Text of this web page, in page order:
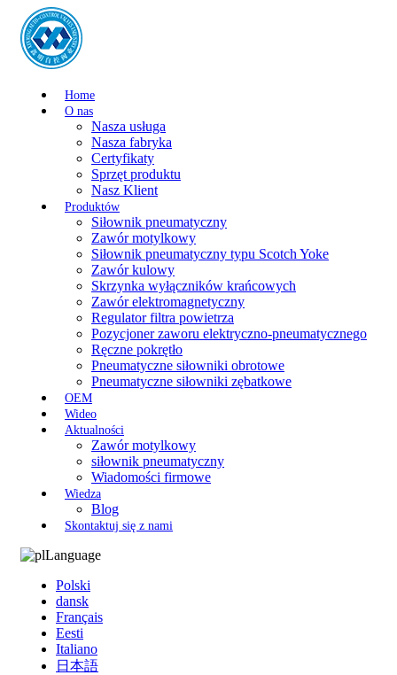
Home
O nas
Nasza usługa
Nasza fabryka
Certyfikaty
Sprzęt produktu
Nasz Klient
Produktów
Siłownik pneumatyczny
Zawór motylkowy
Siłownik pneumatyczny typu Scotch Yoke
Zawór kulowy
Skrzynka wyłączników krańcowych
Zawór elektromagnetyczny
Regulator filtra powietrza
Pozycjoner zaworu elektryczno-pneumatycznego
Ręczne pokrętło
Pneumatyczne siłowniki obrotowe
Pneumatyczne siłowniki zębatkowe
OEM
Wideo
Aktualności
Zawór motylkowy
siłownik pneumatyczny
Wiadomości firmowe
Wiedza
Blog
Skontaktuj się z nami
Language
Polski
dansk
Français
Eesti
Italiano
日本語